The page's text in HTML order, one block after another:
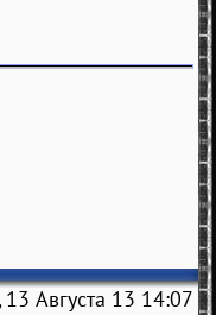
, 13 Августа 13 14:07